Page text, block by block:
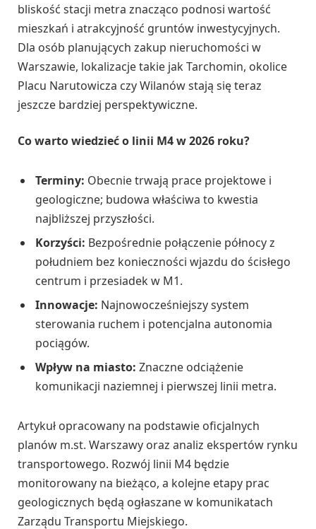
bliskość stacji metra znacząco podnosi wartość
mieszkań i atrakcyjność gruntów inwestycyjnych.
Dla osób planujących zakup nieruchomości w
Warszawie, lokalizacje takie jak Tarchomin, okolice
Placu Narutowicza czy Wilanów stają się teraz
jeszcze bardziej perspektywiczne.
Co warto wiedzieć o linii M4 w 2026 roku?
Terminy: Obecnie trwają prace projektowe i
geologiczne; budowa właściwa to kwestia
najbliższej przyszłości.
Korzyści: Bezpośrednie połączenie północy z
południem bez konieczności wjazdu do ścisłego
centrum i przesiadek w M1.
Innowacje: Najnowocześniejszy system
sterowania ruchem i potencjalna autonomia
pociągów.
Wpływ na miasto: Znaczne odciążenie
komunikacji naziemnej i pierwszej linii metra.
Artykuł opracowany na podstawie oficjalnych
planów m.st. Warszawy oraz analiz ekspertów rynku
transportowego. Rozwój linii M4 będzie
monitorowany na bieżąco, a kolejne etapy prac
geologicznych będą ogłaszane w komunikatach
Zarządu Transportu Miejskiego.